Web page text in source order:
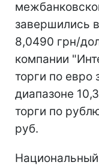
завершились
8,0490 грн/
компании
торги по евро
диапазоне
торги по
руб.